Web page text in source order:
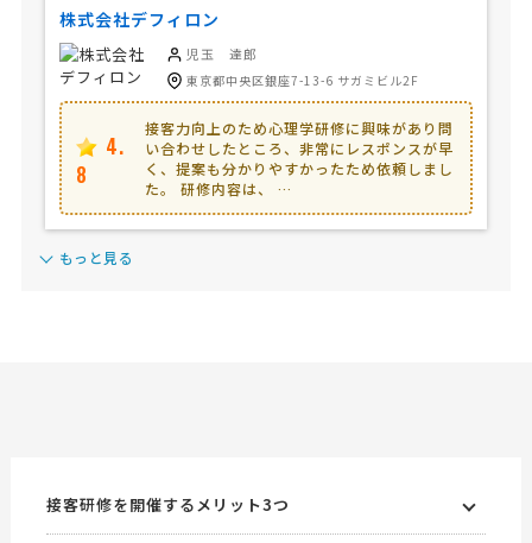
株式会社デフィロン
児玉 達郎
東京都中央区銀座7-13-6 サガミビル2F
4.
8
接客力向上のため心理学研修に興味があり問
い合わせしたところ、非常にレスポンスが早
く、提案も分かりやすかったため依頼しまし
た。 研修内容は、 …
もっと見る
接客研修を開催するメリット3つ